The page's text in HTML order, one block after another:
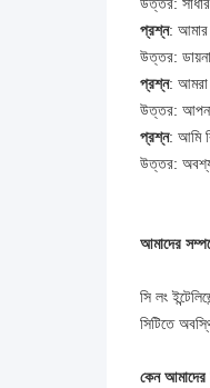
উত্তর:
প্রশ্ন: আমার
উত্তর:
প্রশ্ন: আমরা
উত্তর:
প্রশ্ন: আমি
উত্তর:
আমাদের
সি লং
সিটিতে
কেন আমাদের